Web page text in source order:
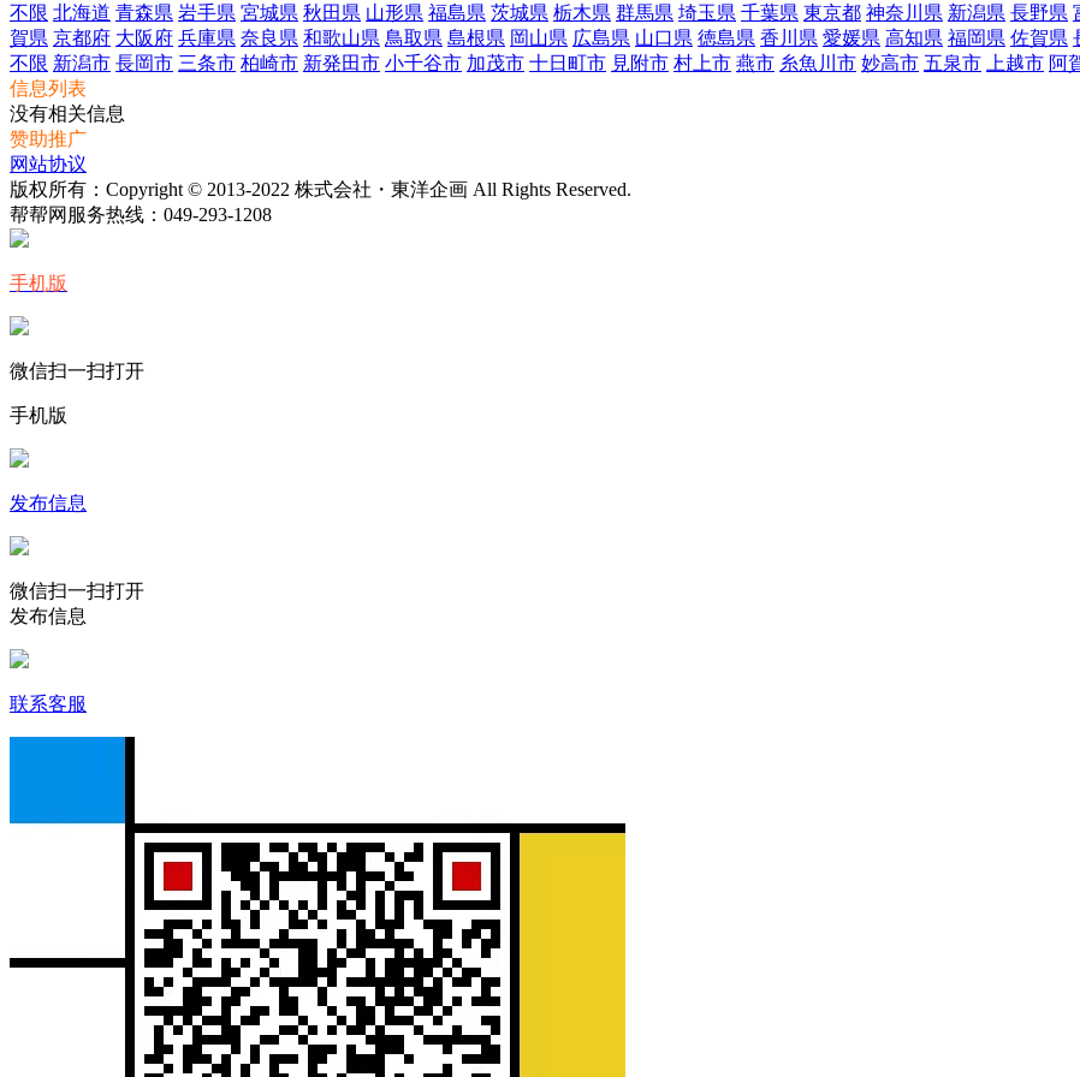
不限 北海道 青森県 岩手県 宮城県 秋田県 山形県 福島県 茨城県 栃木県 群馬県 埼玉県 千葉県 東京都 神奈川県 新潟県 長野県
賀県 京都府 大阪府 兵庫県 奈良県 和歌山県 鳥取県 島根県 岡山県 広島県 山口県 徳島県 香川県 愛媛県 高知県 福岡県 佐賀県
不限 新潟市 長岡市 三条市 柏崎市 新発田市 小千谷市 加茂市 十日町市 見附市 村上市 燕市 糸魚川市 妙高市 五泉市 上越市 阿
信息列表
没有相关信息
赞助推广
网站协议
版权所有：Copyright © 2013-2022 株式会社・東洋企画 All Rights Reserved.
帮帮网服务热线： 049-293-1208
手机版
微信扫一扫打开
手机版
发布信息
微信扫一扫打开
发布信息
联系客服